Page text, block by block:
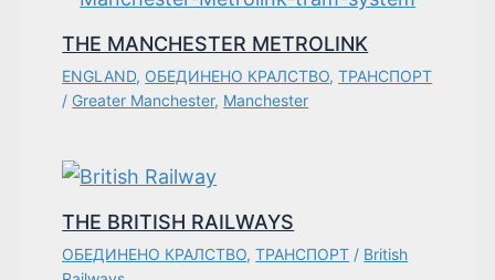
THE MANCHESTER METROLINK
ENGLAND, ОБЕДИНЕНО КРАЛСТВО,ТРАНСПОРТ
/ Greater Manchester, Manchester
THE BRITISH RAILWAYS
ОБЕДИНЕНО КРАЛСТВО,ТРАНСПОРТ / British